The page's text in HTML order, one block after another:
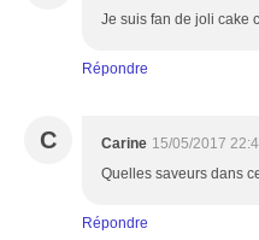
Je suis fan de joli cake
Répondre
C Carine 15/05/2017
Quelles saveurs dans
Répondre